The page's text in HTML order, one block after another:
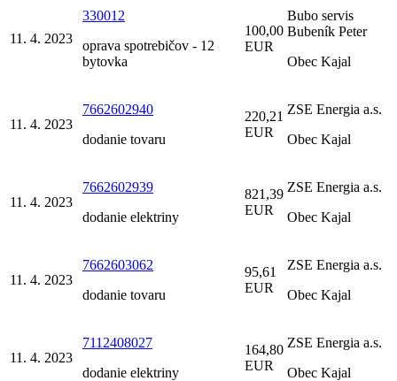
11. 4. 2023
330012
oprava spotrebičov - 12
bytovka
100,00
EUR
Bubo servis
Bubeník Peter
Obec Kajal
11. 4. 2023
7662602940
dodanie tovaru
220,21
EUR
ZSE Energia a.s.
Obec Kajal
11. 4. 2023
7662602939
dodanie elektriny
821,39
EUR
ZSE Energia a.s.
Obec Kajal
11. 4. 2023
7662603062
dodanie tovaru
95,61
EUR
ZSE Energia a.s.
Obec Kajal
11. 4. 2023
7112408027
dodanie elektriny
164,80
EUR
ZSE Energia a.s.
Obec Kajal